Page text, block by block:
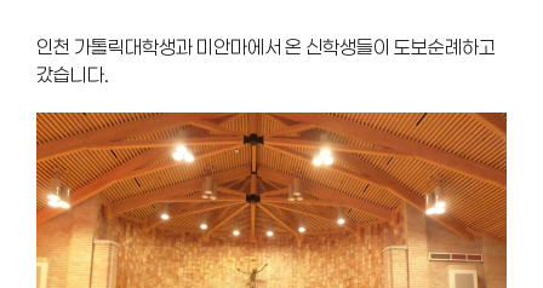
인천 가톨릭대학생과 미안마에서 온 신학생들이 도보순례하고
갔습니다.